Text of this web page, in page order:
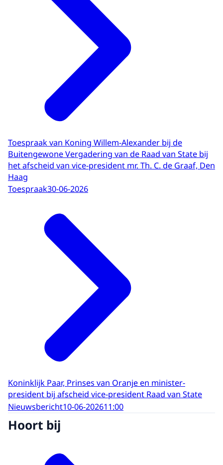
Toespraak van Koning Willem-Alexander bij de
Buitengewone Vergadering van de Raad van State bij
het afscheid van vice-president mr. Th. C. de Graaf, Den
Haag
Toespraak30-06-2026
Koninklijk Paar, Prinses van Oranje en minister-
president bij afscheid vice-president Raad van State
Nieuwsbericht10-06-202611:00
Hoort bij